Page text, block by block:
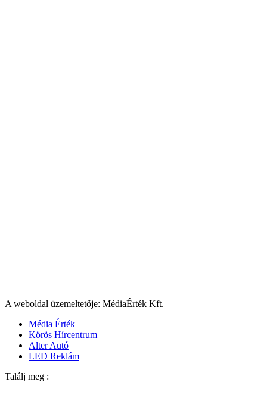
A weboldal üzemeltetője: MédiaÉrték Kft.
Média Érték
Körös Hírcentrum
Alter Autó
LED Reklám
Találj meg :